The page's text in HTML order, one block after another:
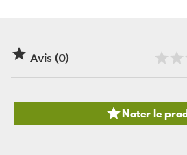
 Avis (0)
Noter le